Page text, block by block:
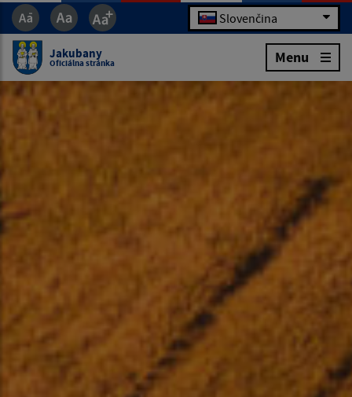
Slovenčina
Jakubany
Oficiálna stránka Menu